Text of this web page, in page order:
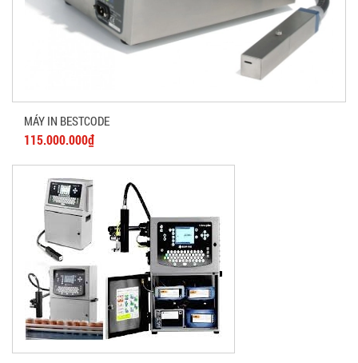
MÁY IN BESTCODE
115.000.000₫